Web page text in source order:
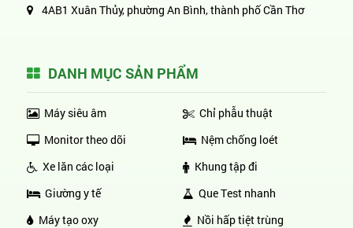
4AB1 Xuân Thủy, phường An Bình, thành phố Cần Thơ
DANH MỤC SẢN PHẨM
Máy siêu âm
Monitor theo dõi
Xe lăn các loại
Giường y tế
Máy tạo oxy
Chỉ phẫu thuật
Nệm chống loét
Khung tập đi
Que Test nhanh
Nồi hấp tiệt trùng